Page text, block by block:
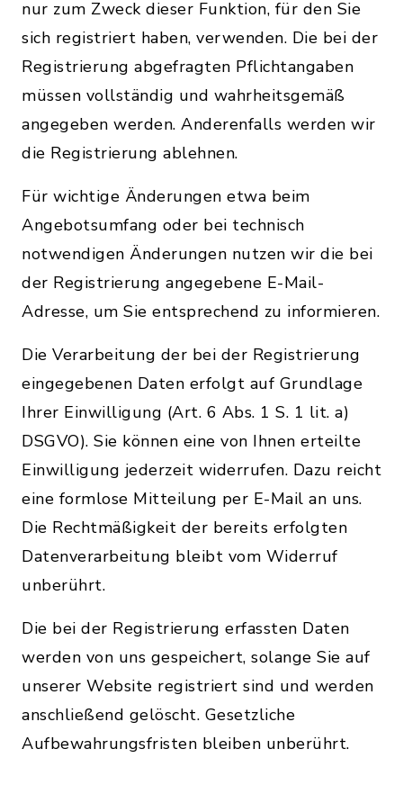
nur zum Zweck dieser Funktion, für den Sie
sich registriert haben, verwenden. Die bei der
Registrierung abgefragten Pflichtangaben
müssen vollständig und wahrheitsgemäß
angegeben werden. Anderenfalls werden wir
die Registrierung ablehnen.
Für wichtige Änderungen etwa beim
Angebotsumfang oder bei technisch
notwendigen Änderungen nutzen wir die bei
der Registrierung angegebene E-Mail-
Adresse, um Sie entsprechend zu informieren.
Die Verarbeitung der bei der Registrierung
eingegebenen Daten erfolgt auf Grundlage
Ihrer Einwilligung (Art. 6 Abs. 1 S. 1 lit. a)
DSGVO). Sie können eine von Ihnen erteilte
Einwilligung jederzeit widerrufen. Dazu reicht
eine formlose Mitteilung per E-Mail an uns.
Die Rechtmäßigkeit der bereits erfolgten
Datenverarbeitung bleibt vom Widerruf
unberührt.
Die bei der Registrierung erfassten Daten
werden von uns gespeichert, solange Sie auf
unserer Website registriert sind und werden
anschließend gelöscht. Gesetzliche
Aufbewahrungsfristen bleiben unberührt.